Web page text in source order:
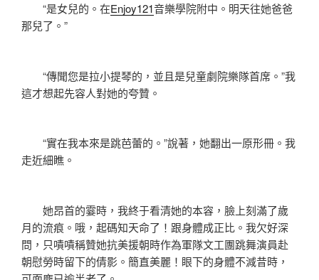
“是女兒的。在Enjoy121音樂學院附中。明天往她爸爸
那兒了。”
“傳聞您是拉小提琴的，並且是兒童劇院樂隊首席。”我
這才想起先容人對她的夸贊。
“實在我本來是跳芭蕾的。”說著，她翻出一原形冊。我
走近細瞧。
她昂首的霎時，我終于看清她的本容，臉上刻滿了歲
月的流痕。哦，起碼知天命了！跟身體成正比。我欠好深
問，只嘖嘖稱贊她抗美援朝時作為軍隊文工團跳舞演員赴
朝慰勞時留下的倩影。簡直美麗！眼下的身體不減昔時，